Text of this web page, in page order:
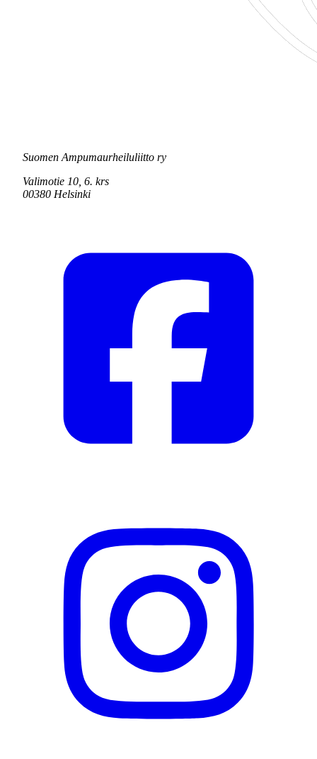
Suomen Ampumaurheiluliitto ry
Valimotie 10, 6. krs
00380 Helsinki